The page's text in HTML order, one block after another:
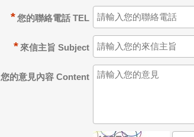
*您的聯絡電話 TEL
* 來信主旨 Subject
您的意見內容 Content